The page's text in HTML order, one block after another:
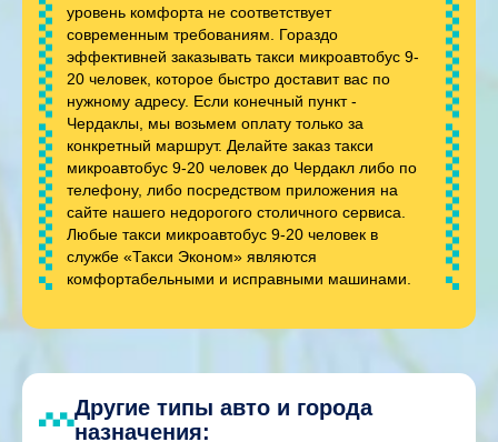
уровень комфорта не соответствует
современным требованиям. Гораздо
эффективней заказывать такси микроавтобус 9-
20 человек, которое быстро доставит вас по
нужному адресу. Если конечный пункт -
Чердаклы, мы возьмем оплату только за
конкретный маршрут. Делайте заказ такси
микроавтобус 9-20 человек до Чердакл либо по
телефону, либо посредством приложения на
сайте нашего недорогого столичного сервиса.
Любые такси микроавтобус 9-20 человек в
службе «Такси Эконом» являются
комфортабельными и исправными машинами.
Другие типы авто и города
назначения: